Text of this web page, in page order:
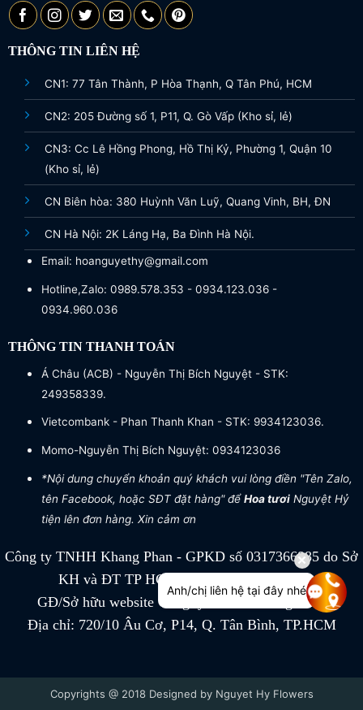
THÔNG TIN LIÊN HỆ
CN1: 77 Tân Thành, P Hòa Thạnh, Q Tân Phú, HCM
CN2: 205 Đường số 1, P11, Q. Gò Vấp (Kho sỉ, lẻ)
CN3: Cc Lê Hồng Phong, Hồ Thị Kỷ, Phường 1, Quận 10
(Kho sỉ, lẻ)
CN Biên hòa: 380 Huỳnh Văn Luỹ, Quang Vinh, BH, ĐN
CN Hà Nội: 2K Láng Hạ, Ba Đình Hà Nội.
Email: hoanguyethy@gmail.com
Hotline,Zalo: 0989.578.353 - 0934.123.036 -
0934.960.036
THÔNG TIN THANH TOÁN
Á Châu (ACB) - Nguyễn Thị Bích Nguyệt - STK:
249358339.
Vietcombank - Phan Thanh Khan - STK: 9934123036.
Momo-Nguyễn Thị Bích Nguyệt: 0934123036
*Nội dung chuyển khoản quý khách vui lòng điền "Tên Zalo,
tên Facebook, hoặc SĐT đặt hàng" đểHoa tươiNguyệt Hỷ
tiện lên đơn hàng. Xin cảm ơn
Công ty TNHH Khang Phan - GPKD số 0317366885 do Sở
KH và ĐT TP HCM cấp ngày 04/07/2022
GĐ/Sở hữu website Công ty TNHH Khang Phan
Địa chỉ: 720/10 Âu Cơ, P14, Q. Tân Bình, TP.HCM
Copyrights @ 2018 Designed by Nguyet Hy Flowers
Anh/chị liên hệ tại đây nhé